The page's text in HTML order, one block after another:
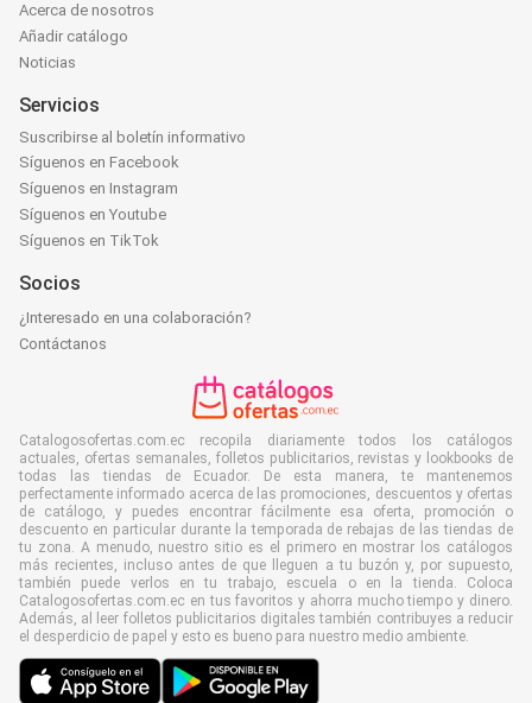
Acerca de nosotros
Añadir catálogo
Noticias
Servicios
Suscribirse al boletín informativo
Síguenos en Facebook
Síguenos en Instagram
Síguenos en Youtube
Síguenos en TikTok
Socios
¿Interesado en una colaboración?
Contáctanos
Catalogosofertas.com.ec recopila diariamente todos los catálogos
actuales, ofertas semanales, folletos publicitarios, revistas y lookbooks de
todas las tiendas de Ecuador. De esta manera, te mantenemos
perfectamente informado acerca de las promociones, descuentos y ofertas
de catálogo, y puedes encontrar fácilmente esa oferta, promoción o
descuento en particular durante la temporada de rebajas de las tiendas de
tu zona. A menudo, nuestro sitio es el primero en mostrar los catálogos
más recientes, incluso antes de que lleguen a tu buzón y, por supuesto,
también puede verlos en tu trabajo, escuela o en la tienda. Coloca
Catalogosofertas.com.ec en tus favoritos y ahorra mucho tiempo y dinero.
Además, al leer folletos publicitarios digitales también contribuyes a reducir
el desperdicio de papel y esto es bueno para nuestro medio ambiente.